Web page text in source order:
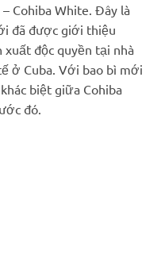
₫.
tại
là:
950.000 ₫.
Cohiba White. Đây là
đã được giới thiệu
xuất độc quyền tại nhà
ở Cuba. Với bao bì mới
biệt giữa Cohiba
đó.